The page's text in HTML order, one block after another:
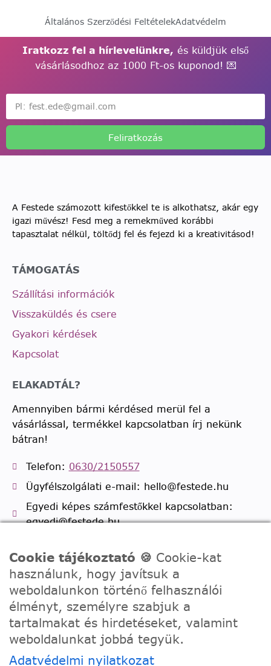
Általános Szerződési FeltételekAdatvédelm
Iratkozz fel a hírlevelünkre, és küldjük első
vásárlásodhoz az 1000 Ft-os kuponod! 💌
Feliratkozás
A Festede számozott kifestőkkel te is alkothatsz, akár egy
igazi művész! Fesd meg a remekműved korábbi
tapasztalat nélkül, töltődj fel és fejezd ki a kreativitásod!
TÁMOGATÁS
Szállítási információk
Visszaküldés és csere
Gyakori kérdések
Kapcsolat
ELAKADTÁL?
Amennyiben bármi kérdésed merül fel a
vásárlással, termékkel kapcsolatban írj nekünk
bátran!
Telefon: 0630/2150557
Ügyfélszolgálati e-mail: hello@festede.hu
Egyedi képes számfestőkkel kapcsolatban:
egyedi@festede.hu
Csatlakozz 19.000 fősFacebook csoportunkhoz!
Cookie tájékoztató 🍪 Cookie-kat
használunk, hogy javítsuk a
weboldalunkon történő felhasználói
élményt, személyre szabjuk a
tartalmakat és hirdetéseket, valamint
weboldalunkat jobbá tegyük.
Adatvédelmi nyilatkozat